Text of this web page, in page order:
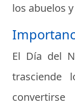
los abuelos
El Día del
trasciende